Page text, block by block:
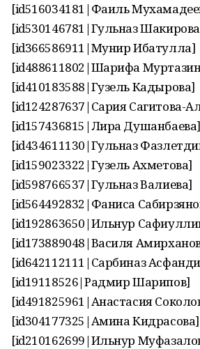
[id516034181|Фаиль
[id530146781|Гульназ
[id366586911|Мунир Ибатулла]
[id488611802|Шарифа
[id410183588|Гузель Кадырова]
[id124287637|Сария Сагитова-
[id157436815|Лира Душанбаева]
[id434611130|Гульназ
[id159023322|Гузель Ахметова]
[id598766537|Гульназ Валиева]
[id564492832|Фаниса
[id192863650|Ильнур
[id173889048|Василя
[id642112111|Сарбиназ
[id19118526|Радмир Шарипов]
[id491825961|Анастасия
[id304177325|Амина Кидрасова]
[id210162699|Ильнур